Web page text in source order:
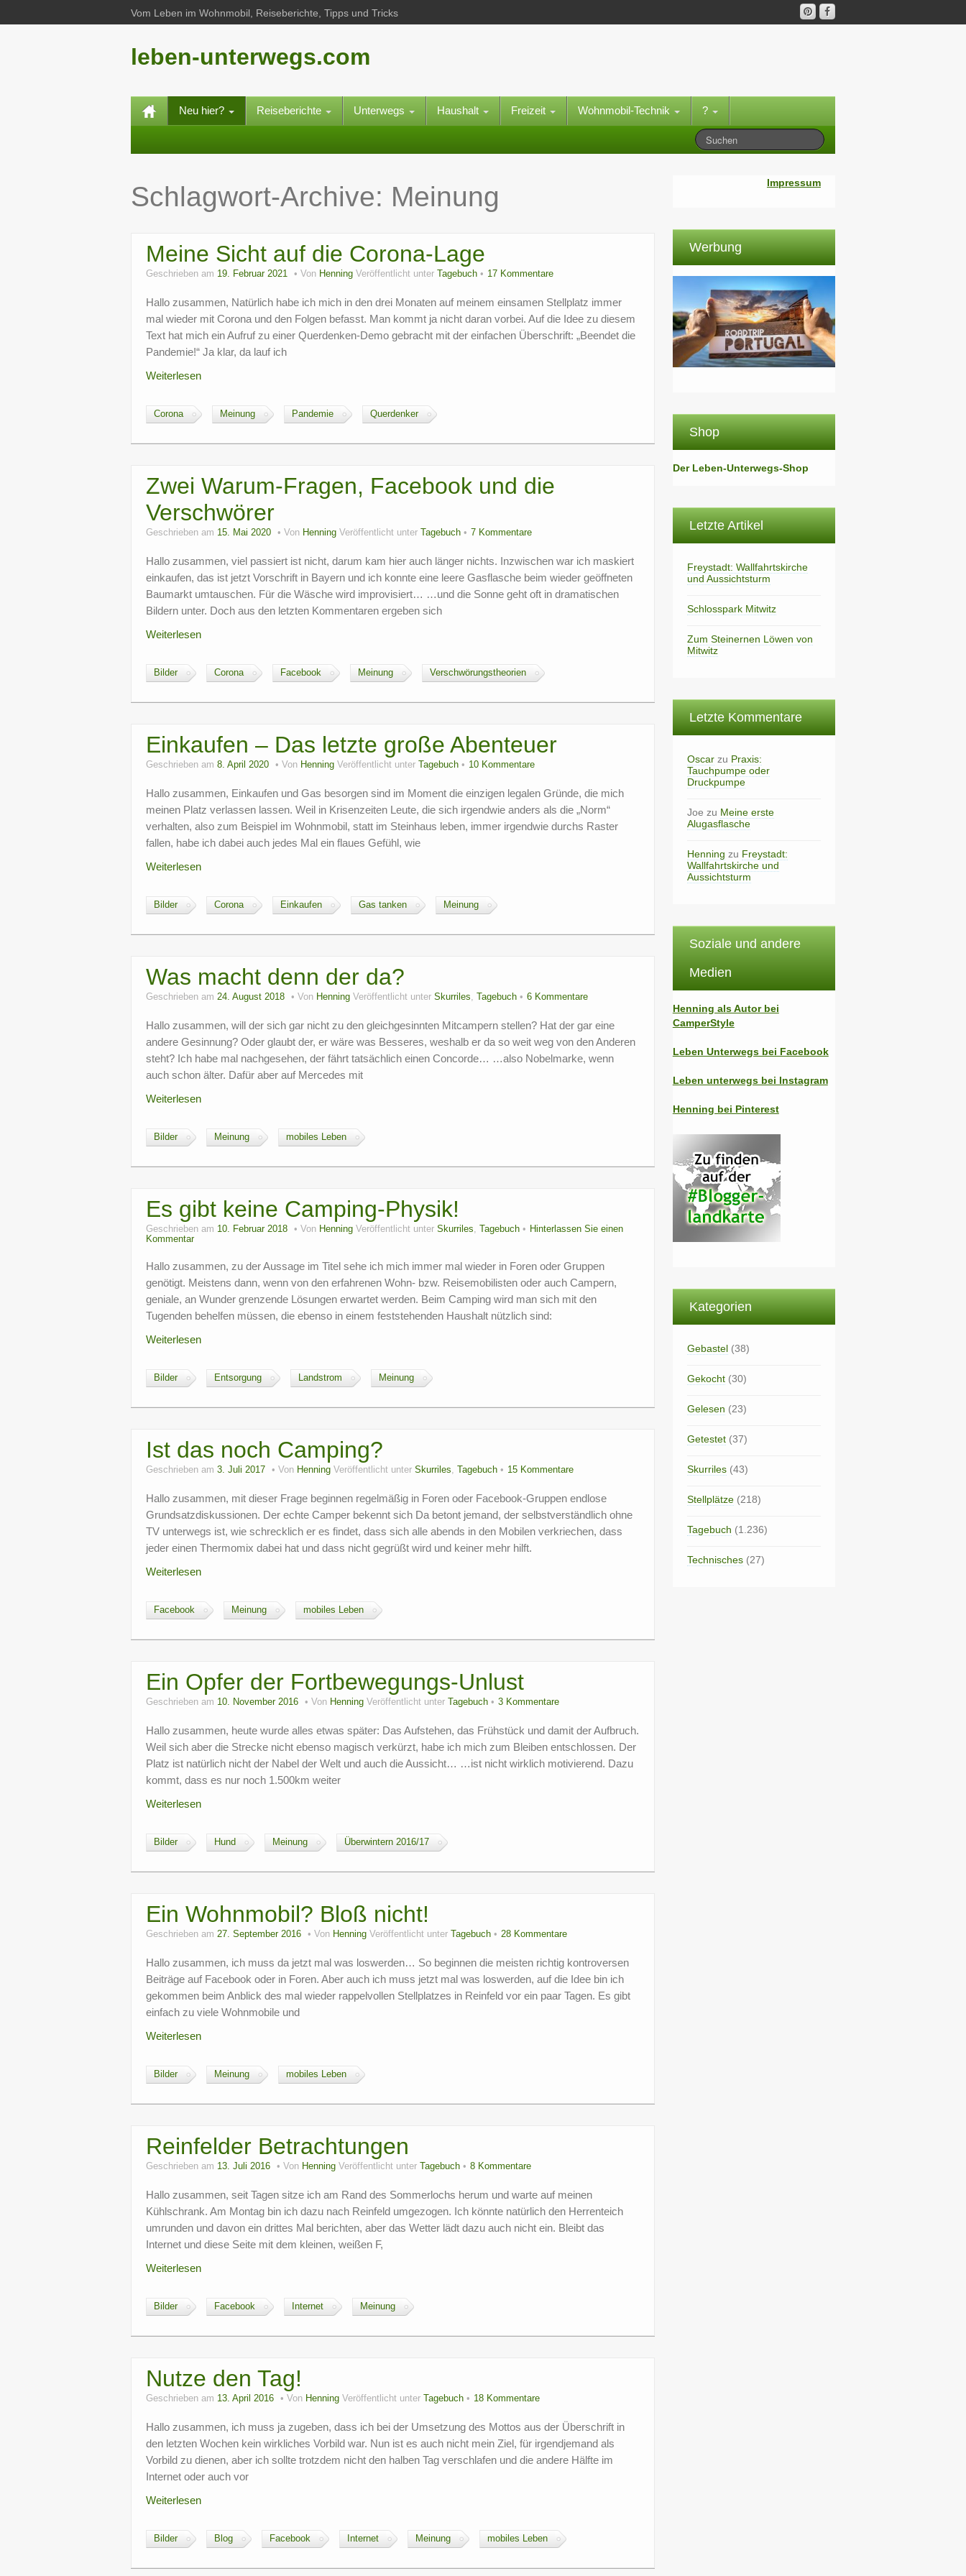
Vom Leben im Wohnmobil, Reiseberichte, Tipps und Tricks
leben-unterwegs.com
Neu hier? Reiseberichte Unterwegs Haushalt Freizeit Wohnmobil-Technik ?
Schlagwort-Archive: Meinung
Meine Sicht auf die Corona-Lage
Geschrieben am 19. Februar 2021 Von Henning Veröffentlicht unter Tagebuch 17 Kommentare
Hallo zusammen, Natürlich habe ich mich in den drei Monaten auf meinem einsamen Stellplatz immer
mal wieder mit Corona und den Folgen befasst. Man kommt ja nicht daran vorbei. Auf die Idee zu diesem
Text hat mich ein Aufruf zu einer Querdenken-Demo gebracht mit der einfachen Überschrift: „Beendet die
Pandemie!“ Ja klar, da lauf ich
Weiterlesen
Corona Meinung Pandemie Querdenker
Zwei Warum-Fragen, Facebook und die
Verschwörer
Geschrieben am 15. Mai 2020 Von Henning Veröffentlicht unter Tagebuch 7 Kommentare
Hallo zusammen, viel passiert ist nicht, darum kam hier auch länger nichts. Inzwischen war ich maskiert
einkaufen, das ist jetzt Vorschrift in Bayern und ich konnte eine leere Gasflasche beim wieder geöffneten
Baumarkt umtauschen. Für die Wäsche wird improvisiert… …und die Sonne geht oft in dramatischen
Bildern unter. Doch aus den letzten Kommentaren ergeben sich
Weiterlesen
Bilder Corona Facebook Meinung Verschwörungstheorien
Einkaufen – Das letzte große Abenteuer
Geschrieben am 8. April 2020 Von Henning Veröffentlicht unter Tagebuch 10 Kommentare
Hallo zusammen, Einkaufen und Gas besorgen sind im Moment die einzigen legalen Gründe, die mich
meinen Platz verlassen lassen. Weil in Krisenzeiten Leute, die sich irgendwie anders als die „Norm“
verhalten, also zum Beispiel im Wohnmobil, statt im Steinhaus leben, immer irgendwie durchs Raster
fallen, habe ich dabei auch jedes Mal ein flaues Gefühl, wie
Weiterlesen
Bilder Corona Einkaufen Gas tanken Meinung
Was macht denn der da?
Geschrieben am 24. August 2018 Von Henning Veröffentlicht unter Skurriles, Tagebuch 6 Kommentare
Hallo zusammen, will der sich gar nicht zu den gleichgesinnten Mitcampern stellen? Hat der gar eine
andere Gesinnung? Oder glaubt der, er wäre was Besseres, weshalb er da so weit weg von den Anderen
steht? Ich habe mal nachgesehen, der fährt tatsächlich einen Concorde… …also Nobelmarke, wenn
auch schon älter. Dafür aber auf Mercedes mit
Weiterlesen
Bilder Meinung mobiles Leben
Es gibt keine Camping-Physik!
Geschrieben am 10. Februar 2018 Von Henning Veröffentlicht unter Skurriles, Tagebuch
Hinterlassen Sie einen
Kommentar
Hallo zusammen, zu der Aussage im Titel sehe ich mich immer mal wieder in Foren oder Gruppen
genötigt. Meistens dann, wenn von den erfahrenen Wohn- bzw. Reisemobilisten oder auch Campern,
geniale, an Wunder grenzende Lösungen erwartet werden. Beim Camping wird man sich mit den
Tugenden behelfen müssen, die ebenso in einem feststehenden Haushalt nützlich sind:
Weiterlesen
Bilder Entsorgung Landstrom Meinung
Ist das noch Camping?
Geschrieben am 3. Juli 2017 Von Henning Veröffentlicht unter Skurriles, Tagebuch 15 Kommentare
Hallo zusammen, mit dieser Frage beginnen regelmäßig in Foren oder Facebook-Gruppen endlose
Grundsatzdiskussionen. Der echte Camper bekennt sich Da betont jemand, der selbstverständlich ohne
TV unterwegs ist, wie schrecklich er es findet, dass sich alle abends in den Mobilen verkriechen, dass
jeder einen Thermomix dabei hat und dass nicht gegrüßt wird und keiner mehr hilft.
Weiterlesen
Facebook Meinung mobiles Leben
Ein Opfer der Fortbewegungs-Unlust
Geschrieben am 10. November 2016 Von Henning Veröffentlicht unter Tagebuch 3 Kommentare
Hallo zusammen, heute wurde alles etwas später: Das Aufstehen, das Frühstück und damit der Aufbruch.
Weil sich aber die Strecke nicht ebenso magisch verkürzt, habe ich mich zum Bleiben entschlossen. Der
Platz ist natürlich nicht der Nabel der Welt und auch die Aussicht… …ist nicht wirklich motivierend. Dazu
kommt, dass es nur noch 1.500km weiter
Weiterlesen
Bilder Hund Meinung Überwintern 2016/17
Ein Wohnmobil? Bloß nicht!
Geschrieben am 27. September 2016 Von Henning Veröffentlicht unter Tagebuch 28 Kommentare
Hallo zusammen, ich muss da jetzt mal was loswerden… So beginnen die meisten richtig kontroversen
Beiträge auf Facebook oder in Foren. Aber auch ich muss jetzt mal was loswerden, auf die Idee bin ich
gekommen beim Anblick des mal wieder rappelvollen Stellplatzes in Reinfeld vor ein paar Tagen. Es gibt
einfach zu viele Wohnmobile und
Weiterlesen
Bilder Meinung mobiles Leben
Reinfelder Betrachtungen
Geschrieben am 13. Juli 2016 Von Henning Veröffentlicht unter Tagebuch 8 Kommentare
Hallo zusammen, seit Tagen sitze ich am Rand des Sommerlochs herum und warte auf meinen
Kühlschrank. Am Montag bin ich dazu nach Reinfeld umgezogen. Ich könnte natürlich den Herrenteich
umrunden und davon ein drittes Mal berichten, aber das Wetter lädt dazu auch nicht ein. Bleibt das
Internet und diese Seite mit dem kleinen, weißen F,
Weiterlesen
Bilder Facebook Internet Meinung
Nutze den Tag!
Geschrieben am 13. April 2016 Von Henning Veröffentlicht unter Tagebuch 18 Kommentare
Hallo zusammen, ich muss ja zugeben, dass ich bei der Umsetzung des Mottos aus der Überschrift in
den letzten Wochen kein wirkliches Vorbild war. Nun ist es auch nicht mein Ziel, für irgendjemand als
Vorbild zu dienen, aber ich sollte trotzdem nicht den halben Tag verschlafen und die andere Hälfte im
Internet oder auch vor
Weiterlesen
Bilder Blog Facebook Internet Meinung mobiles Leben
Impressum
Werbung
Shop
Der Leben-Unterwegs-Shop
Letzte Artikel
Freystadt: Wallfahrtskirche
und Aussichtsturm
Schlosspark Mitwitz
Zum Steinernen Löwen von
Mitwitz
Letzte Kommentare
Oscarzu Praxis:
Tauchpumpe oder
Druckpumpe
Joe zu Meine erste
Alugasflasche
Henning zu Freystadt:
Wallfahrtskirche und
Aussichtsturm
Soziale und andere
Medien
Henning als Autor bei
CamperStyle
Leben Unterwegs bei Facebook
Leben unterwegs bei Instagram
Henning bei Pinterest
Kategorien
Gebastel(38)
Gekocht(30)
Gelesen (23)
Getestet(37)
Skurriles(43)
Stellplätze(218)
Tagebuch (1.236)
Technisches(27)